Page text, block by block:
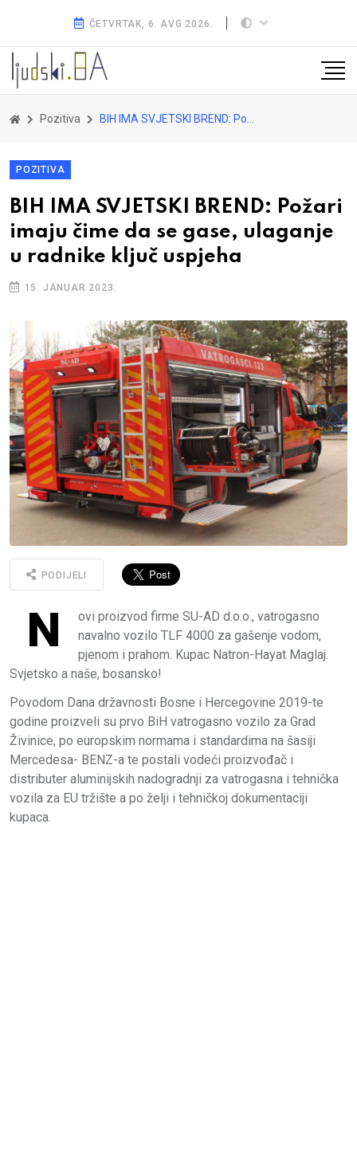
ČETVRTAK, 6. AVG 2026.
Pozitiva BIH IMA SVJETSKI BREND: Požari imaju čime da se gase, ulaganje u radnike ključ uspjeha
POZITIVA
BIH IMA SVJETSKI BREND: Požari
imaju čime da se gase, ulaganje
u radnike ključ uspjeha
15. JANUAR 2023.
PODIJELI
N
ovi proizvod firme SU-AD d.o.o., vatrogasno
navalno vozilo TLF 4000 za gašenje vodom,
pjenom i prahom. Kupac Natron-Hayat Maglaj.
Svjetsko a naše, bosansko!
Povodom Dana državnosti Bosne i Hercegovine 2019-te
godine proizveli su prvo BiH vatrogasno vozilo za Grad
Živinice, po europskim normama i standardima na šasiji
Mercedesa- BENZ-a te postali vodeći proizvođač i
distributer aluminijskih nadogradnji za vatrogasna i tehnička
vozila za EU tržište a po želji i tehničkoj dokumentaciji
kupaca.